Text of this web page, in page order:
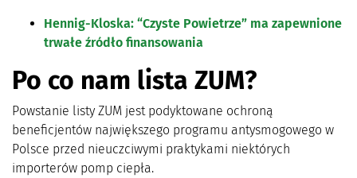
Hennig-Kloska: “Czyste Powietrze” ma zapewnione
trwałe źródło finansowania
Po co nam lista ZUM?
Powstanie listy ZUM jest podyktowane ochroną
beneficjentów największego programu antysmogowego w
Polsce przed nieuczciwymi praktykami niektórych
importerów pomp ciepła.